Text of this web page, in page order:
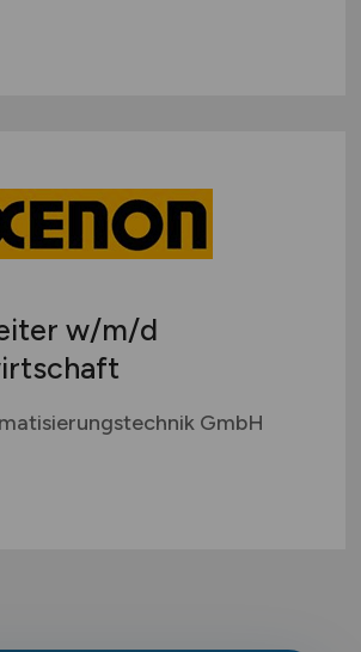
w/m/d
GmbH